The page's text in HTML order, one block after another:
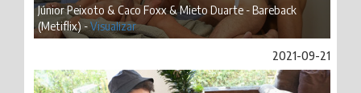
Júnior Peixoto & Caco Foxx & Mieto Duarte - Bareback
(Metiflix) -Visualizar
2021-09-21